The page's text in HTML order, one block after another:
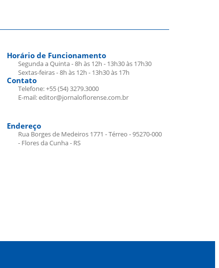
Horário de Funcionamento
Segunda a Quinta - 8h às 12h - 13h30 às 17h30
Sextas-feiras - 8h às 12h - 13h30 às 17h
Contato
Telefone: +55 (54) 3279.3000
E-mail: editor@jornaloflorense.com.br
Endereço
Rua Borges de Medeiros 1771 - Térreo - 95270-000
- Flores da Cunha - RS